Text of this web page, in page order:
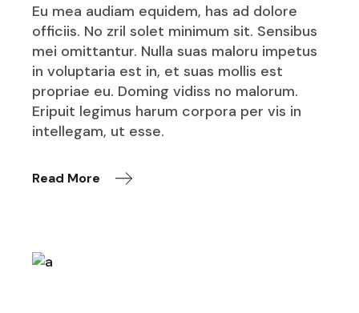
Eu mea audiam equidem, has ad dolore
officiis. No zril solet minimum sit. Sensibus
mei omittantur. Nulla suas maloru impetus
in voluptaria est in, et suas mollis est
propriae eu. Doming vidiss no malorum.
Eripuit legimus harum corpora per vis in
intellegam, ut esse.
Read More